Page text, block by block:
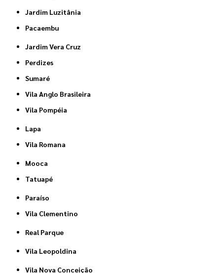
Jardim Luzitânia
Pacaembu
Jardim Vera Cruz
Perdizes
Sumaré
Vila Anglo Brasileira
Vila Pompéia
Lapa
Vila Romana
Mooca
Tatuapé
Paraíso
Vila Clementino
Real Parque
Vila Leopoldina
Vila Nova Conceição